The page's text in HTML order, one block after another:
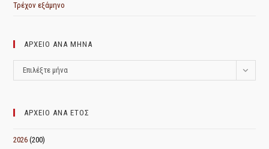
Τρέχον εξάμηνο
ΑΡΧΕΙΟ ΑΝΑ ΜΗΝΑ
ΑΡΧΕΙΟ
ΑΝΑ
Επιλέξτε μήνα
ΑΡΧΕΙΟ ΑΝΑ ΕΤΟΣ
2026 (200)